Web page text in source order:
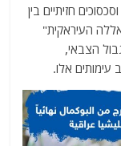
חזיתיים בין
העיראקית"
הצבאי,
אלו.